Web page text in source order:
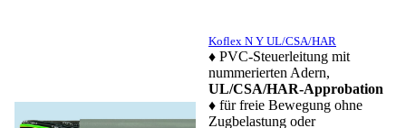
Koflex N Y UL/CSA/HAR
♦ PVC-Steuerleitung mit
nummerierten Adern,
UL/CSA/HAR-Approbation
♦ für freie Bewegung ohne
Zugbelastung oder